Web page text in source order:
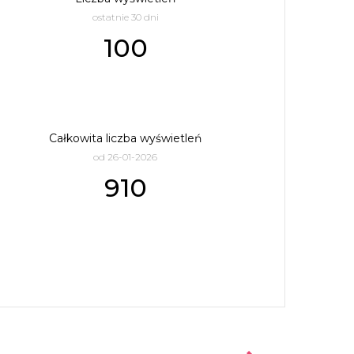
ostatnie 30 dni
100
Całkowita liczba wyświetleń
od 26-01-2026
910